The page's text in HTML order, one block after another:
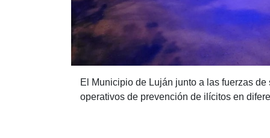
El Municipio de Luján junto a las fuerzas
operativos de prevención de ilícitos en